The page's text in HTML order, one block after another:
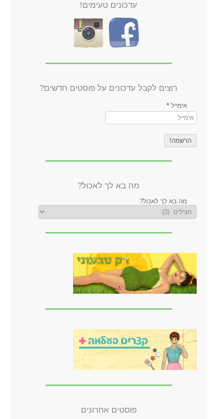
עדכונים טעימים!
רוצים לקבל עדכונים על פוסטים חדשים?
אימייל*
מה בא לך לאכול?
מה בא לך לאכול?
פוסטים אחרונים